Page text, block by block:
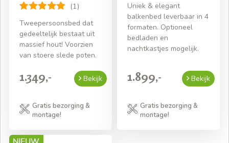
(1)
Tweepersoonsbed dat
gedeeltelijk bestaat uit
massief hout! Voorzien
van stoere slede poten.
1.349,- Bekijk
Gratis bezorging &
montage!
Uniek & elegant
balkenbed leverbaar in 4
formaten. Optioneel
bedladen en
nachtkastjes mogelijk.
1.899,- Bekijk
Gratis bezorging &
montage!